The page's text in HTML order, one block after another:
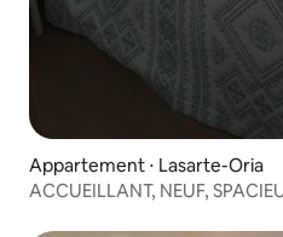
Appartement ⋅ Lasarte-Oria
ACCUEILLANT, NEUF,